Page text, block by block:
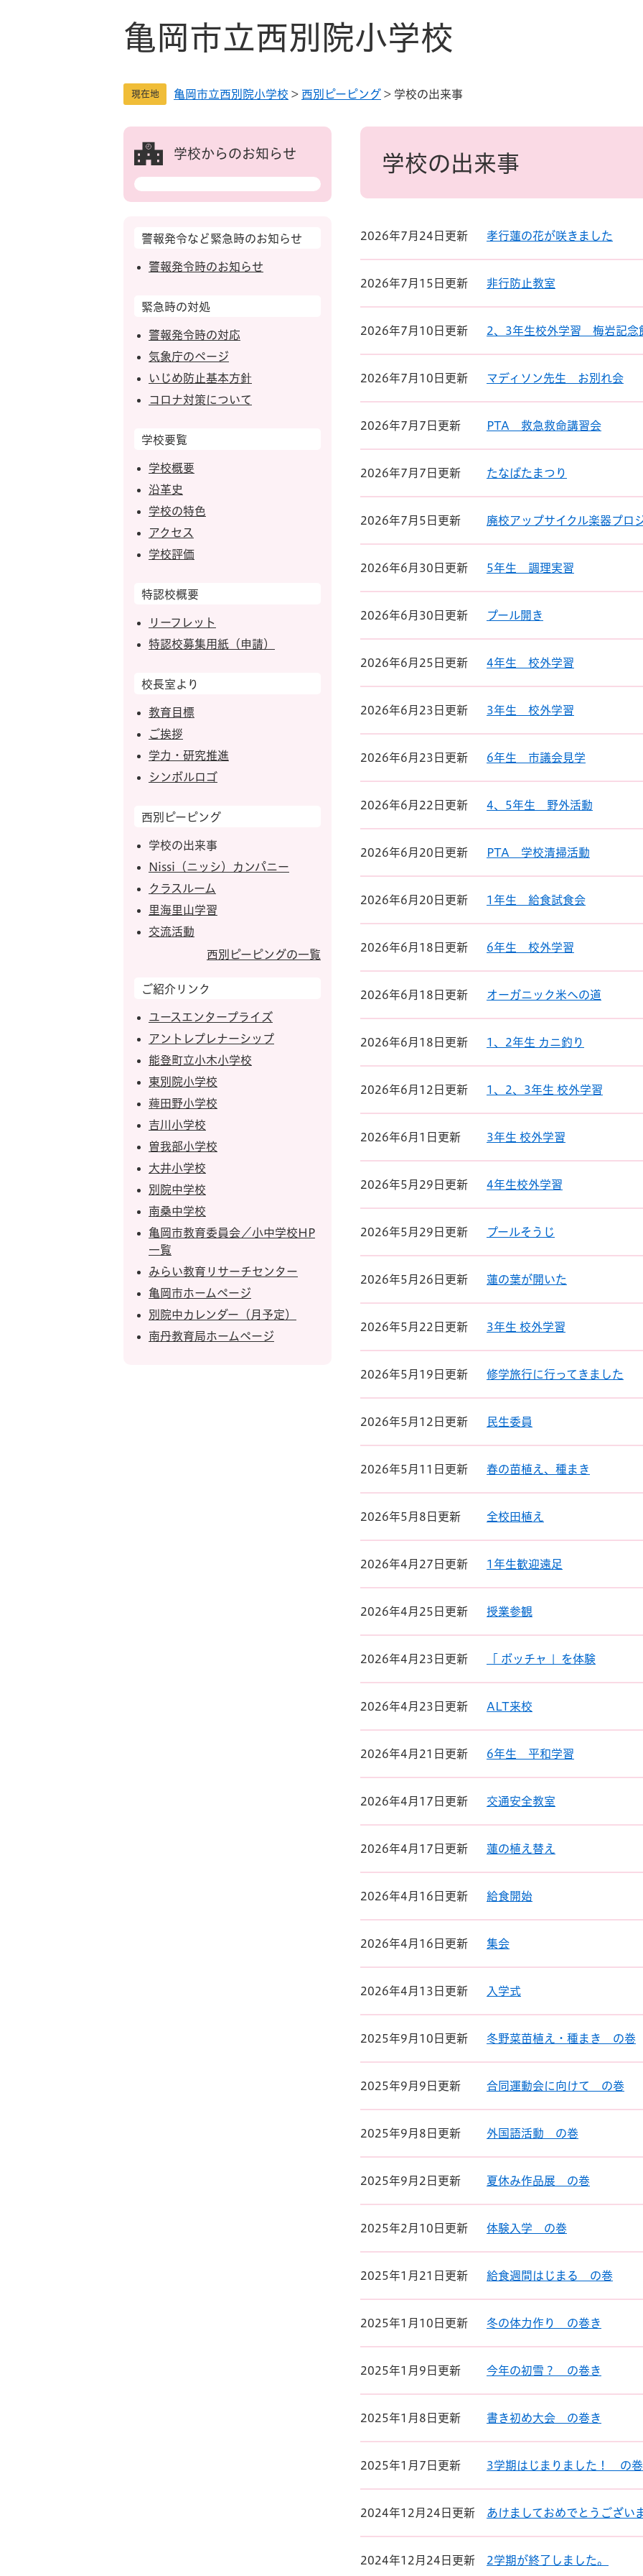
亀岡市立西別院小学校
現在地 亀岡市立西別院小学校 > 西別ピーピング > 学校の出来事
本
学校の出来事
2026年7月24日更新 孝行蓮の花が咲きました
2026年7月15日更新 非行防止教室
2026年7月10日更新 2、3年生校外学習 梅岩記念
2026年7月10日更新 マディソン先生 お別れ会
2026年7月7日更新 PTA 救急救命講習会
2026年7月7日更新 たなばたまつり
2026年7月5日更新 廃校アップサイクル楽器プロ
2026年6月30日更新 5年生 調理実習
2026年6月30日更新 プール開き
2026年6月25日更新 4年生 校外学習
2026年6月23日更新 3年生 校外学習
2026年6月23日更新 6年生 市議会見学
2026年6月22日更新 4、5年生 野外活動
2026年6月20日更新 PTA 学校清掃活動
2026年6月20日更新 1年生 給食試食会
2026年6月18日更新 6年生 校外学習
2026年6月18日更新 オーガニック米への道
2026年6月18日更新 1、2年生 カニ釣り
2026年6月12日更新 1、2、3年生 校外学習
2026年6月1日更新 3年生 校外学習
2026年5月29日更新 4年生校外学習
2026年5月29日更新 プールそうじ
2026年5月26日更新 蓮の葉が開いた
2026年5月22日更新 3年生 校外学習
2026年5月19日更新 修学旅行に行ってきました
2026年5月12日更新 民生委員
2026年5月11日更新 春の苗植え、種まき
2026年5月8日更新 全校田植え
2026年4月27日更新 1年生歓迎遠足
2026年4月25日更新 授業参観
2026年4月23日更新 「 ボッチャ 」を体験
2026年4月23日更新 ALT来校
2026年4月21日更新 6年生 平和学習
2026年4月17日更新 交通安全教室
2026年4月17日更新 蓮の植え替え
2026年4月16日更新 給食開始
2026年4月16日更新 集会
2026年4月13日更新 入学式
2025年9月10日更新 冬野菜苗植え・種まき の巻
2025年9月9日更新 合同運動会に向けて の巻
2025年9月8日更新 外国語活動 の巻
2025年9月2日更新 夏休み作品展 の巻
2025年2月10日更新 体験入学 の巻
2025年1月21日更新 給食週間はじまる の巻
2025年1月10日更新 冬の体力作り の巻き
2025年1月9日更新 今年の初雪？ の巻き
2025年1月8日更新 書き初め大会 の巻き
2025年1月7日更新 3学期はじまりました！ の巻
2024年12月24日更新 あけましておめでとうござい
2024年12月24日更新 2学期が終了しました。
学校からのお知らせ
警報発令など緊急時のお知らせ
警報発令時のお知らせ
緊急時の対処
警報発令時の対応
気象庁のページ
いじめ防止基本方針
コロナ対策について
学校要覧
学校概要
沿革史
学校の特色
アクセス
学校評価
特認校概要
リーフレット
特認校募集用紙（申請）
校長室より
教育目標
ご挨拶
学力・研究推進
シンボルロゴ
西別ピーピング
学校の出来事
Nissi（ニッシ）カンパニー
クラスルーム
里海里山学習
交流活動
西別ピーピングの一覧
ご紹介リンク
ユースエンタープライズ
アントレプレナーシップ
能登町立小木小学校
東別院小学校
薭田野小学校
吉川小学校
曽我部小学校
大井小学校
別院中学校
南桑中学校
亀岡市教育委員会／小中学校HP
一覧
みらい教育リサーチセンター
亀岡市ホームページ
別院中カレンダー（月予定）
南丹教育局ホームページ